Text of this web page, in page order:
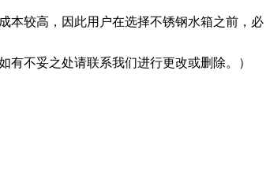
本较高，因此用户在选择不锈钢水箱之前，必
不妥之处请联系我们进行更改或删除。）